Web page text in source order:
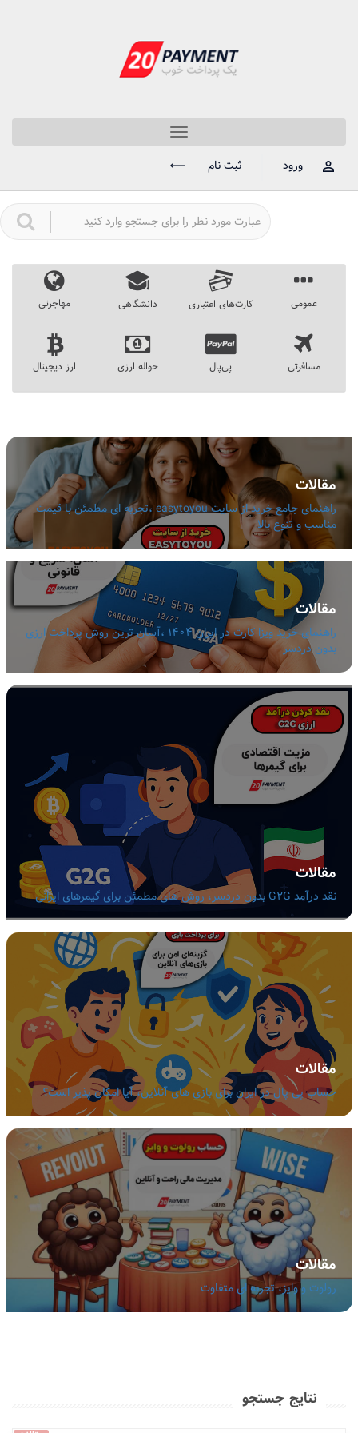
Toggle
navigation
ورود
ثبت نام
عمومی کارت‌های اعتباری دانشگاهی مهاجرتی
مسافرتی پی‌پال حواله ارزی ارز دیجیتال
مقالات
راهنمای جامع خرید از سایت easytoyou ،تجربه ای مطمئن با قیمت
مناسب و تنوع بالا
مقالات
راهنمای خرید ویزا کارت در ایران 1404 ،آسان ترین روش پرداخت ارزی
بدون دردسر
مقالات
نقد درآمد G2G بدون دردسر، روش های مطمئن برای گیمرهای ایرانی
مقالات
حساب پی پال در ایران برای بازی های آنلاین، آیا امکان پذیر است؟
مقالات
رولوت و وایز، تجربه ای متفاوت
نتایج جستجو